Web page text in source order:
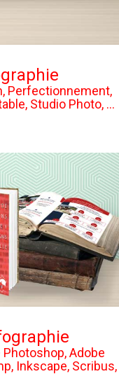
Perfectionnement,
Studio Photo, ...
Adobe
Inkscape, Scribus,